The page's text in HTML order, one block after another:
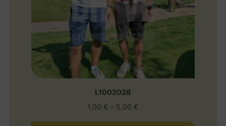
L1002028
1,00 € – 5,00 €